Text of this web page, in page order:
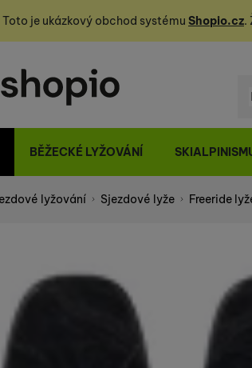
Toto je ukázkový obchod systému Shopio.cz.
BĚŽECKÉ LYŽOVÁNÍ
lyžování Sjezdové lyže Freeride